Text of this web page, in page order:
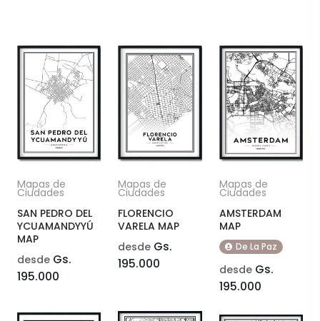
Mapas de
Ciudades
SAN PEDRO DEL
YCUAMANDYYÚ
MAP
desde Gs.
195.000
Mapas de
Ciudades
FLORENCIO
VARELA MAP
desde Gs.
195.000
Mapas de
Ciudades
AMSTERDAM
MAP
De La Paz
desdeGs.
195.000